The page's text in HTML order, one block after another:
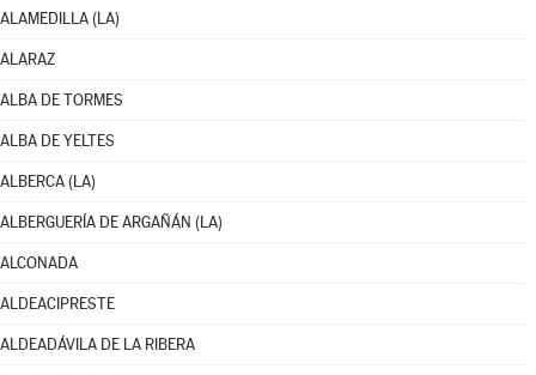
ALAMEDILLA (LA)
ALARAZ
ALBA DE TORMES
ALBA DE YELTES
ALBERCA (LA)
ALBERGUERÍA DE ARGAÑÁN (LA)
ALCONADA
ALDEACIPRESTE
ALDEADÁVILA DE LA RIBERA